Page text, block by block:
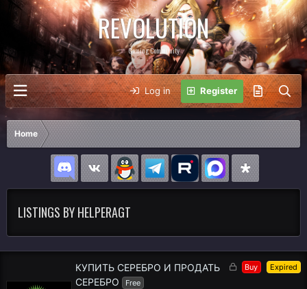
REVOLUTION
Gaming Community
Log in Register
Home
LISTINGS BY HELPERAGT
L
Buy Expired
КУПИТЬ СЕРЕБРО И ПРОДАТЬ
СЕРЕБРО
Free